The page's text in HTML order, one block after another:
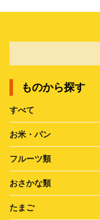
ものから探す
すべて
お米・パン
フルーツ類
おさかな類
たまご